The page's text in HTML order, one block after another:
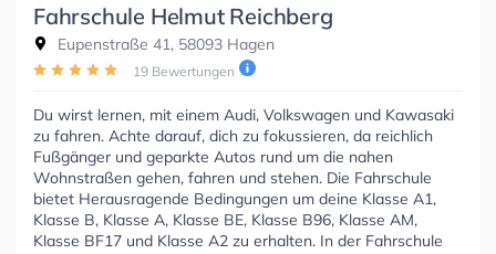
Fahrschule Helmut Reichberg
Eupenstraße 41, 58093 Hagen
19 Bewertungen
Du wirst lernen, mit einem Audi, Volkswagen und Kawasaki
zu fahren. Achte darauf, dich zu fokussieren, da reichlich
Fußgänger und geparkte Autos rund um die nahen
Wohnstraßen gehen, fahren und stehen. Die Fahrschule
bietet Herausragende Bedingungen um deine Klasse A1,
Klasse B, Klasse A, Klasse BE, Klasse B96, Klasse AM,
Klasse BF17 und Klasse A2 zu erhalten. In der Fahrschule